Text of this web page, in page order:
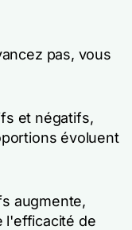
pas, vous
et négatifs,
évoluent
augmente,
l'efficacité de